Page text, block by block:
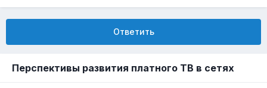
Ответить
Перспективы развития платного ТВ в сетях